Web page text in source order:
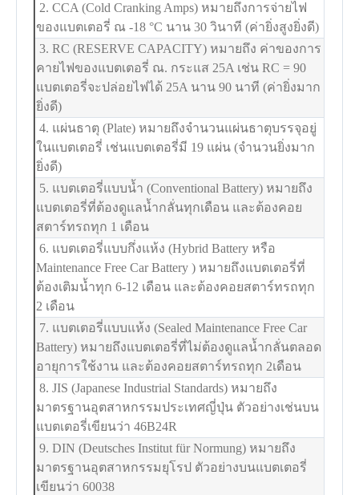
2. CCA (Cold Cranking Amps) หมายถึงการจ่ายไฟ
ของแบตเตอรี่ ณ -18 °C นาน 30 วินาที (ค่ายิ่งสูงยิ่งดี)
3. RC (RESERVE CAPACITY) หมายถึง ค่าของการ
คายไฟของแบตเตอรี่ ณ. กระแส 25A เช่น RC = 90
แบตเตอรี่จะปล่อยไฟได้ 25A นาน 90 นาที (ค่ายิ่งมาก
ยิ่งดี)
4. แผ่นธาตุ (Plate) หมายถึงจำนวนแผ่นธาตุบรรจุอยู่
ในแบตเตอรี่ เช่นแบตเตอรี่มี 19 แผ่น (จำนวนยิ่งมาก
ยิ่งดี)
5. แบตเตอรี่แบบน้ำ (Conventional Battery) หมายถึง
แบตเตอรี่ที่ต้องดูแลน้ำกลั่นทุกเดือน และต้องคอย
สตาร์ทรถทุก 1 เดือน
6. แบตเตอรี่แบบกึ่งแห้ง (Hybrid Battery หรือ
Maintenance Free Car Battery ) หมายถึงแบตเตอรี่ที่
ต้องเติมน้ำทุก 6-12 เดือน และต้องคอยสตาร์ทรถทุก
2 เดือน
7. แบตเตอรี่แบบแห้ง (Sealed Maintenance Free Car
Battery) หมายถึงแบตเตอรี่ที่ไม่ต้องดูแลน้ำกลั่นตลอด
อายุการใช้งาน และต้องคอยสตาร์ทรถทุก 2เดือน
8. JIS (Japanese Industrial Standards) หมายถึง
มาตรฐานอุตสาหกรรมประเทศญี่ปุ่น ตัวอย่างเช่นบน
แบตเตอรี่เขียนว่า 46B24R
9. DIN (Deutsches Institut für Normung) หมายถึง
มาตรฐานอุตสาหกรรมยุโรป ตัวอย่างบนแบตเตอรี่
เขียนว่า 60038